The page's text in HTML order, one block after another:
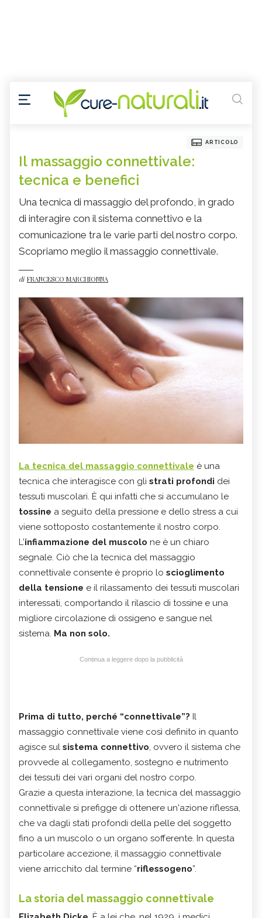
ARTICOLO
Il massaggio connettivale:
tecnica e benefici
Una tecnica di massaggio del profondo, in grado
di interagire con il sistema connettivo e la
comunicazione tra le varie parti del nostro corpo.
Scopriamo meglio il massaggio connettivale.
di FRANCESCO MARCHIONNA
La tecnica del massaggio connettivale è una
tecnica che interagisce con gli strati profondi dei
tessuti muscolari. È qui infatti che si accumulano le
tossine a seguito della pressione e dello stress a cui
viene sottoposto costantemente il nostro corpo.
L'infiammazione del muscolo ne è un chiaro
segnale. Ciò che la tecnica del massaggio
connettivale consente è proprio lo scioglimento
della tensione e il rilassamento dei tessuti muscolari
interessati, comportando il rilascio di tossine e una
migliore circolazione di ossigeno e sangue nel
sistema. Ma non solo.
Continua a leggere dopo la pubblicità
Prima di tutto, perché “connettivale”? Il
massaggio connettivale viene così definito in quanto
agisce sul sistema connettivo, ovvero il sistema che
provvede al collegamento, sostegno e nutrimento
dei tessuti dei vari organi del nostro corpo.
Grazie a questa interazione, la tecnica del massaggio
connettivale si prefigge di ottenere un'azione riflessa,
che va dagli stati profondi della pelle del soggetto
fino a un muscolo o un organo sofferente. In questa
particolare accezione, il massaggio connettivale
viene arricchito dal termine “riflessogeno”.
La storia del massaggio connettivale